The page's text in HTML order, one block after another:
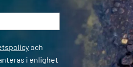
och
i enlighet